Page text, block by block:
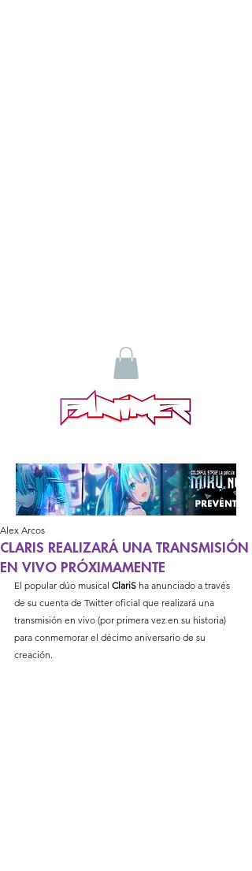
CLARIS REALIZARÁ UNA TRANSMISIÓN
EN VIVO PRÓXIMAMENTE
Alex Arcos
El popular dúo musical ClariS ha anunciado a través
de su cuenta de Twitter oficial que realizará una
transmisión en vivo (por primera vez en su historia)
para conmemorar el décimo aniversario de su
creación.